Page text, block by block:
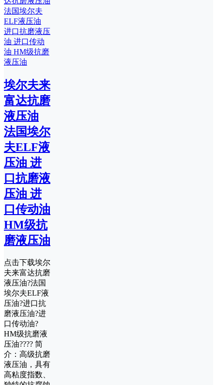
埃尔夫来
富达抗磨
液压油
法国埃尔
夫ELF液
压油 进
口抗磨液
压油 进
口传动油
HM级抗
磨液压油
点击下载埃尔
夫来富达抗磨
液压油?法国
埃尔夫ELF液
压油?进口抗
磨液压油?进
口传动油?
HM级抗磨液
压油???? 简
介：高级抗磨
液压油，具有
高粘度指数、